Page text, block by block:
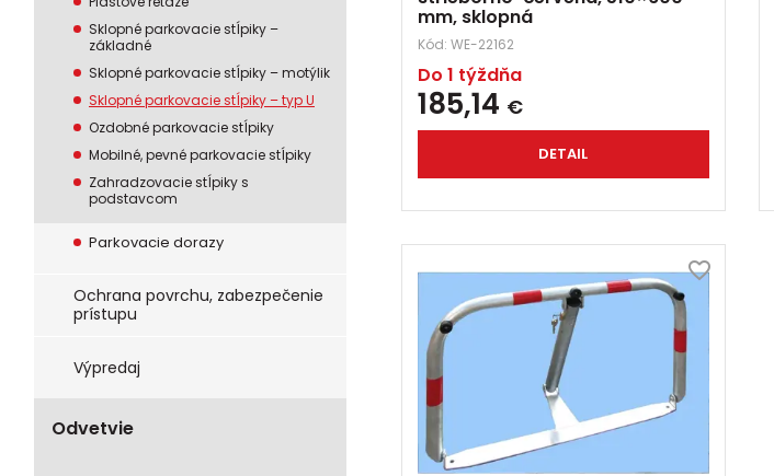
Sklopné parkovacie stĺpiky –
základné
Sklopné parkovacie stĺpiky – motýlik
Sklopné parkovacie stĺpiky – typ U
Ozdobné parkovacie stĺpiky
Mobilné, pevné parkovacie stĺpiky
Zahradzovacie stĺpiky s
podstavcom
Parkovacie dorazy
Ochrana povrchu, zabezpečenie
prístupu
Výpredaj
Odvetvie
mm, sklopná
Kód: WE-22162
Do 1 týždňa
185,14 €
DETAIL